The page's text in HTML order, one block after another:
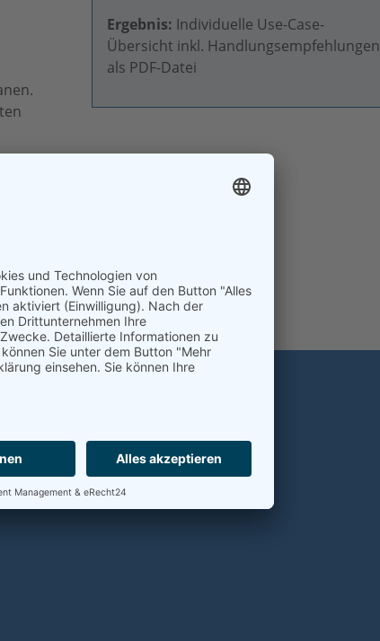
Ergebnis: Individuelle Use-Case-
Übersicht inkl. Handlungsempfehlungen
als PDF-Datei